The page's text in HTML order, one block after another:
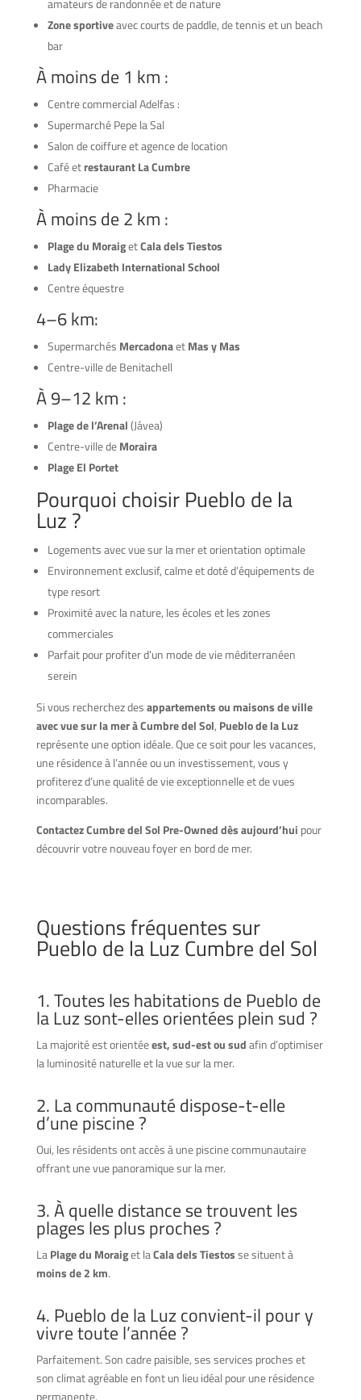
amateurs de randonnée et de nature
Zone sportiveavec courts de paddle, de tennis et un beach
bar
À moins de 1 km :
Centre commercial Adelfas :
Supermarché Pepe la Sal
Salon de coiffure et agence de location
Café etrestaurant La Cumbre
Pharmacie
À moins de 2 km :
Plage du MoraigetCala dels Tiestos
Lady Elizabeth International School
Centre équestre
4–6 km:
Supermarchés MercadonaetMas y Mas
Centre-ville de Benitachell
À 9–12 km :
Plage de l’Arenal(Jávea)
Centre-ville deMoraira
Plage El Portet
Pourquoi choisir Pueblo de la
Luz ?
Logements avec vue sur la mer et orientation optimale
Environnement exclusif, calme et doté d’équipements de
type resort
Proximité avec la nature, les écoles et les zones
commerciales
Parfait pour profiter d’un mode de vie méditerranéen
serein
Si vous recherchez desappartements ou maisons de ville
avec vue sur la mer à Cumbre del Sol, Pueblo de la Luz
représente une option idéale. Que ce soit pour les vacances,
une résidence à l’année ou un investissement, vous y
profiterez d’une qualité de vie exceptionnelle et de vues
incomparables.
Contactez Cumbre del Sol Pre-Owned dès aujourd’hui pour
découvrir votre nouveau foyer en bord de mer.
Questions fréquentes sur
Pueblo de la Luz Cumbre del Sol
1. Toutes les habitations de Pueblo de
la Luz sont-elles orientées plein sud ?
La majorité est orientéeest, sud-est ou sudafin d’optimiser
la luminosité naturelle et la vue sur la mer.
2. La communauté dispose-t-elle
d’une piscine ?
Oui, les résidents ont accès à une piscine communautaire
offrant une vue panoramique sur la mer.
3. À quelle distance se trouvent les
plages les plus proches ?
LaPlage du Moraiget laCala dels Tiestosse situent à
moins de 2 km.
4. Pueblo de la Luz convient-il pour y
vivre toute l’année ?
Parfaitement. Son cadre paisible, ses services proches et
son climat agréable en font un lieu idéal pour une résidence
permanente.